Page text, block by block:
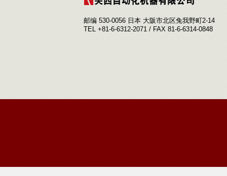
邮编 530-0056 日本 大阪市北区兔我野町2-14
TEL +81-6-6312-2071 / FAX 81-6-6314-0848